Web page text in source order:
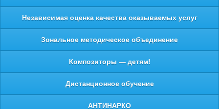
Независимая оценка качества оказываемых услуг
Зональное методическое объединение
Композиторы — детям!
Дистанционное обучение
АНТИНАРКО